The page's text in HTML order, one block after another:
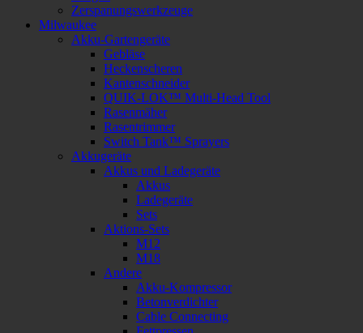
Zerspanungswerkzeuge
Milwaukee
Akku-Gartengeräte
Gebläse
Heckenscheren
Kantenschneider
QUIK-LOK™ Multi-Head Tool
Rasenmäher
Rasentrimmer
Switch Tank™ Sprayers
Akkugeräte
Akkus und Ladegeräte
Akkus
Ladegeräte
Sets
Aktions-Sets
M12
M18
Andere
Akku-Kompressor
Betonverdichter
Cable Connecting